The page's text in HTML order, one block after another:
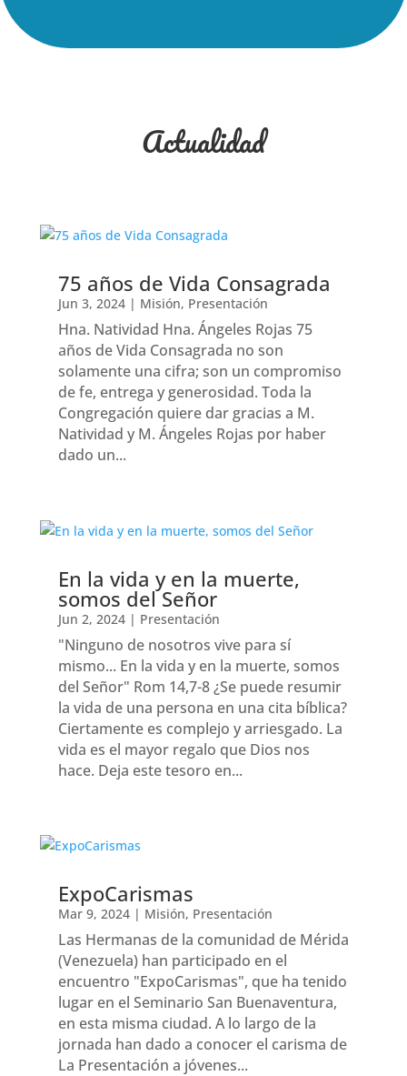
Actualidad
75 años de Vida Consagrada
Jun 3, 2024| Misión, Presentación
Hna. Natividad Hna. Ángeles Rojas 75
años de Vida Consagrada no son
solamente una cifra; son un compromiso
de fe, entrega y generosidad. Toda la
Congregación quiere dar gracias a M.
Natividad y M. Ángeles Rojas por haber
dado un...
En la vida y en la muerte,
somos del Señor
Jun 2, 2024| Presentación
"Ninguno de nosotros vive para sí
mismo... En la vida y en la muerte, somos
del Señor" Rom 14,7-8 ¿Se puede resumir
la vida de una persona en una cita bíblica?
Ciertamente es complejo y arriesgado. La
vida es el mayor regalo que Dios nos
hace. Deja este tesoro en...
ExpoCarismas
Mar 9, 2024| Misión, Presentación
Las Hermanas de la comunidad de Mérida
(Venezuela) han participado en el
encuentro "ExpoCarismas", que ha tenido
lugar en el Seminario San Buenaventura,
en esta misma ciudad. A lo largo de la
jornada han dado a conocer el carisma de
La Presentación a jóvenes...